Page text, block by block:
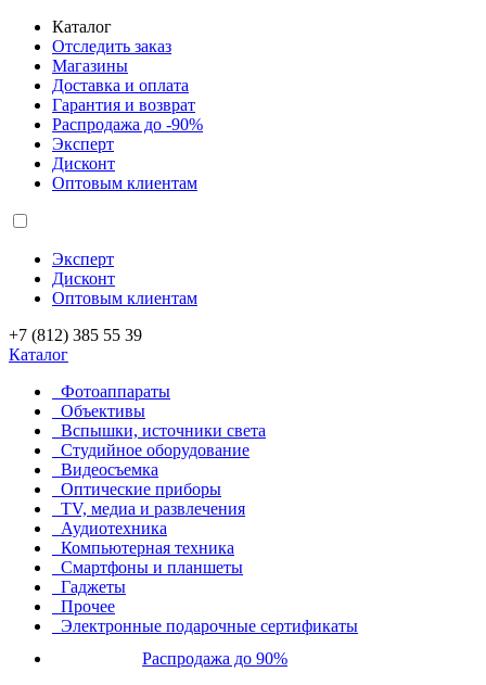
Каталог
Отследить заказ
Магазины
Доставка и оплата
Гарантия и возврат
Распродажа до -90%
Эксперт
Дисконт
Оптовым клиентам
Эксперт
Дисконт
Оптовым клиентам
+7 (812) 385 55 39
Каталог
Фотоаппараты
Объективы
Вспышки, источники света
Студийное оборудование
Видеосъемка
Оптические приборы
TV, медиа и развлечения
Аудиотехника
Компьютерная техника
Смартфоны и планшеты
Гаджеты
Прочее
Электронные подарочные сертификаты
Распродажа до 90%